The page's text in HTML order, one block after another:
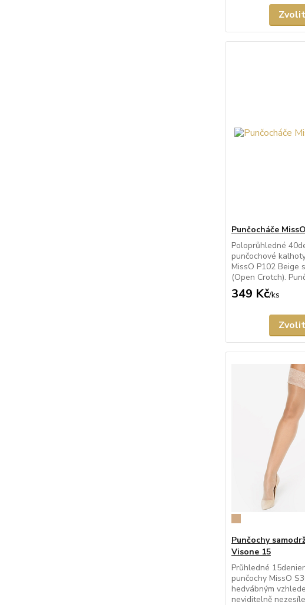
Punčocháče
Poloprůhledné
punčochové
MissO P102 Beige
(Open Crotch).
349 Kč/ks
Punčochy
Visone 15
Průhledné
punčochy MissO
hedvábným
neviditelně